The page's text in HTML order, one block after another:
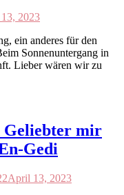
2023
ein anderes für den
Sonnenuntergang in
Lieber wären wir zu
Geliebter mir
Gedi
April 13, 2023